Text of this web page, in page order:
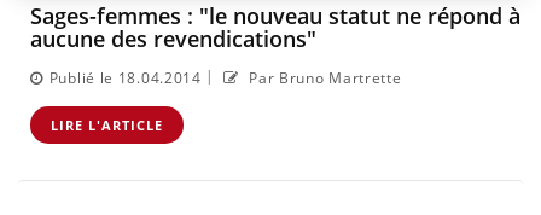
Sages-femmes : "le nouveau statut ne répond à
aucune des revendications"
Publié le 18.04.2014 | Par Bruno Martrette
LIRE L'ARTICLE